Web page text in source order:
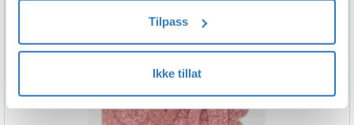
Tilpass
Ikke tillat